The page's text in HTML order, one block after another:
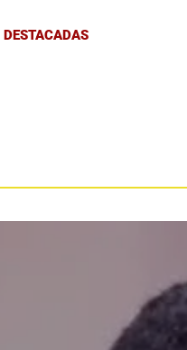
DESTACADAS